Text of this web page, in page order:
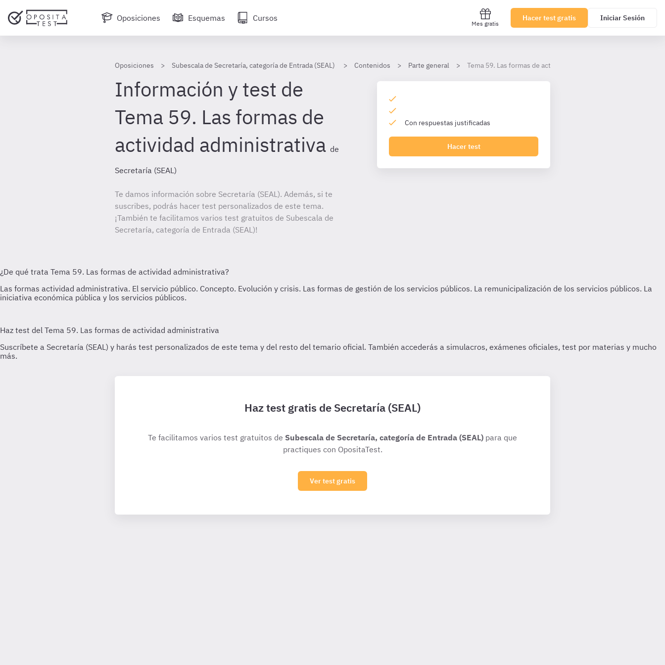
Oposiciones Esquemas Cursos
Mes gratis
Hacer test gratis Iniciar Sesión
Oposiciones Subescala de Secretaría, categoría de Entrada (SEAL) Contenidos Parte general Tema 59. Las formas de actividad administrativa
Información y test de
Tema 59. Las formas de
actividad administrativa de
Secretaría (SEAL)
Te damos información sobre Secretaría (SEAL). Además, si te
suscribes, podrás hacer test personalizados de este tema.
¡También te facilitamos varios test gratuitos de Subescala de
Secretaría, categoría de Entrada (SEAL)!
Con respuestas justificadas
Hacer test
Haz test gratis de Secretaría (SEAL)
Te facilitamos varios test gratuitos de Subescala de Secretaría, categoría de Entrada (SEAL) para que
practiques con OpositaTest.
Ver test gratis